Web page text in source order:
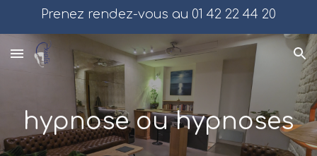
Prenez rendez-vous au 01 42 22 44 20
hypnose ou hypnoses